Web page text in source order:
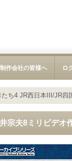
作会社の皆様へ ロ
たち4 JR西日本III/JR
宗夫8ミリビデオ